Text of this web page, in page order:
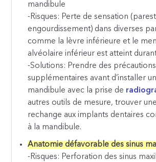
mandibule
-Risques: Perte de sensation
engourdissement) dans diverses
comme la lèvre inférieure et le
alvéolaire inférieur est atteint
-Solutions: Prendre des précautions
supplémentaires avant d’installer
mandibule avec la prise de
autres outils de mesure, trouver
rechange aux implants dentaires
à la mandibule.
Anatomie défavorable des sinus
-Risques: Perforation des sinus